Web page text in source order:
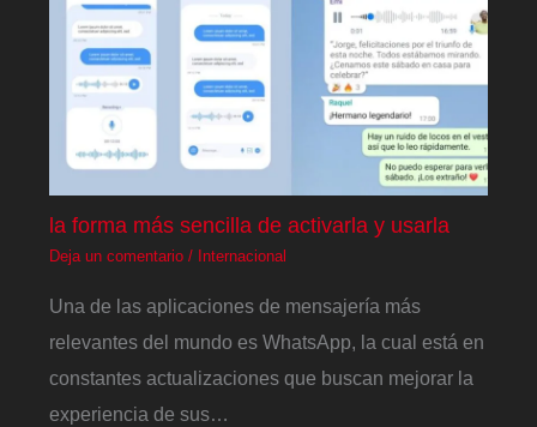
la forma más sencilla de activarla y usarla
Deja un comentario / Internacional
Una de las aplicaciones de mensajería más
relevantes del mundo es WhatsApp, la cual está en
constantes actualizaciones que buscan mejorar la
experiencia de sus…